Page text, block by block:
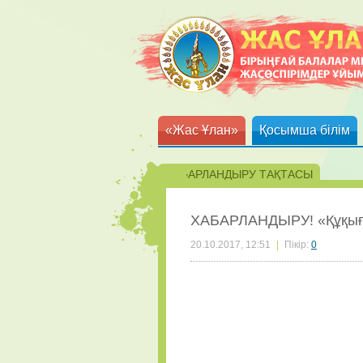
«Жас Ұлан» Қосымша білім
ХАБАРЛАНДЫРУ ТАҚТАСЫ
ХАБАРЛАНДЫРУ!
20.10.2017, 12:51 Пікір: 0